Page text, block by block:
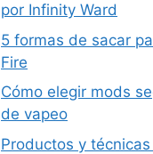
por Infinity Ward
5 formas de sacar
Fire
Cómo elegir mods
de vapeo
Productos y